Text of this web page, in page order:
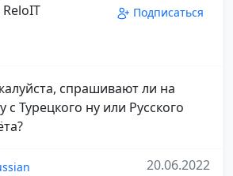
Подписаться
спрашивают ли на
с Турецкого ну или Русского
20.06.2022